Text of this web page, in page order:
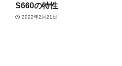
S660の特性
2022年2月21日